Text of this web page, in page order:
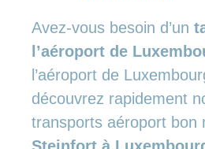
Avez-vous besoin d’un
l’aéroport de
l’aéroport de
découvrez rapidement
transports aéroport bon